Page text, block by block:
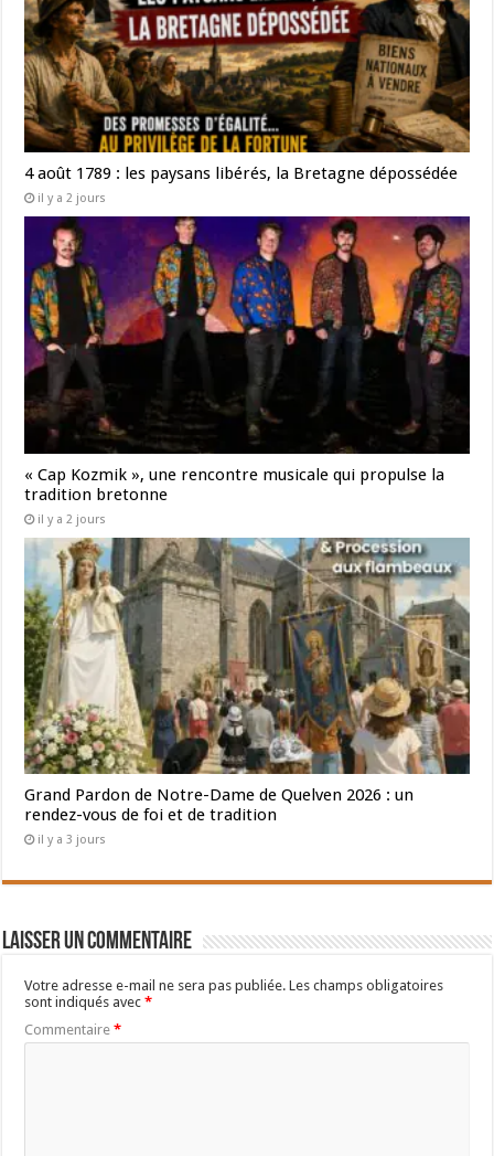
4 août 1789 : les paysans libérés, la Bretagne dépossédée
il y a 2 jours
« Cap Kozmik », une rencontre musicale qui propulse la
tradition bretonne
il y a 2 jours
Grand Pardon de Notre-Dame de Quelven 2026 : un
rendez-vous de foi et de tradition
il y a 3 jours
Laisser un commentaire
Votre adresse e-mail ne sera pas publiée. Les champs obligatoires
sont indiqués avec*
Commentaire*